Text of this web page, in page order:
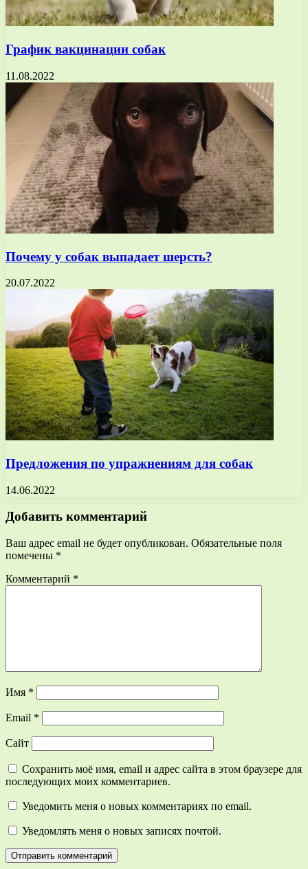
График вакцинации собак
11.08.2022
Почему у собак выпадает шерсть?
20.07.2022
Предложения по упражнениям для собак
14.06.2022
Добавить комментарий
Ваш адрес email не будет опубликован. Обязательные поля
помечены *
Комментарий *
Имя *
Email *
Сайт
Сохранить моё имя, email и адрес сайта в этом браузере для
последующих моих комментариев.
Уведомить меня о новых комментариях по email.
Уведомлять меня о новых записях почтой.